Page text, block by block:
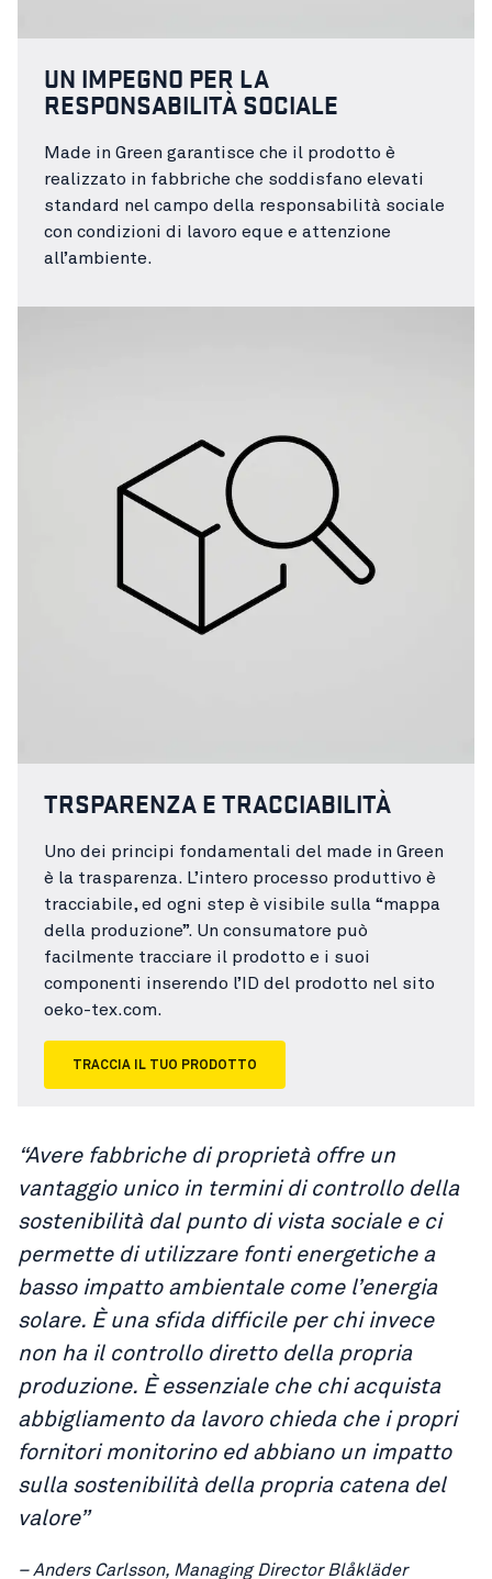
UN IMPEGNO PER LA
RESPONSABILITÀ SOCIALE
Made in Green garantisce che il prodotto è
realizzato in fabbriche che soddisfano elevati
standard nel campo della responsabilità sociale
con condizioni di lavoro eque e attenzione
all’ambiente.
TRSPARENZA E TRACCIABILITÀ
Uno dei principi fondamentali del made in Green
è la trasparenza. L’intero processo produttivo è
tracciabile, ed ogni step è visibile sulla “mappa
della produzione”. Un consumatore può
facilmente tracciare il prodotto e i suoi
componenti inserendo l’ID del prodotto nel sito
oeko-tex.com.
TRACCIA IL TUO PRODOTTO
“Avere fabbriche di proprietà offre un
vantaggio unico in termini di controllo della
sostenibilità dal punto di vista sociale e ci
permette di utilizzare fonti energetiche a
basso impatto ambientale come l’energia
solare. È una sfida difficile per chi invece
non ha il controllo diretto della propria
produzione. È essenziale che chi acquista
abbigliamento da lavoro chieda che i propri
fornitori monitorino ed abbiano un impatto
sulla sostenibilità della propria catena del
valore”
– Anders Carlsson, Managing Director Blåkläder